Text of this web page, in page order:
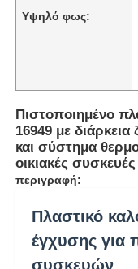
Υψηλό φως:
Πιστοποιημένο
16949 με
και σύστημα
οικιακές συσκευές
περιγραφή:
Πλαστικό
έγχυσης για
συσκευών